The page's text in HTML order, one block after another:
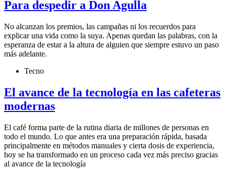
Para despedir a Don Agulla
No alcanzan los premios, las campañas ni los recuerdos para
explicar una vida como la suya. Apenas quedan las palabras, con la
esperanza de estar a la altura de alguien que siempre estuvo un paso
más adelante.
Tecno
El avance de la tecnología en las cafeteras
modernas
El café forma parte de la rutina diaria de millones de personas en
todo el mundo. Lo que antes era una preparación rápida, basada
principalmente en métodos manuales y cierta dosis de experiencia,
hoy se ha transformado en un proceso cada vez más preciso gracias
al avance de la tecnología